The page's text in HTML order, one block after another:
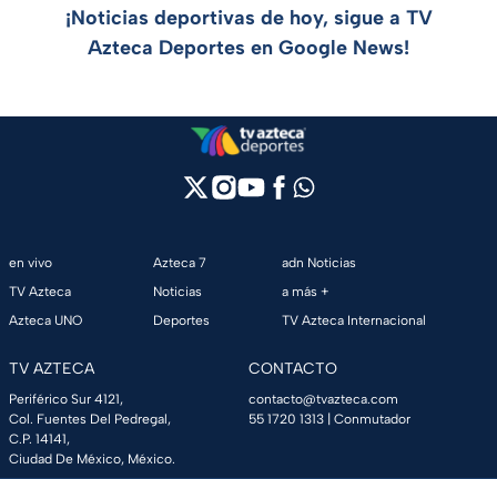
¡Noticias deportivas de hoy, sigue a TV
Azteca Deportes en Google News!
en vivo
TV Azteca
Azteca UNO
Azteca 7
Noticias
Deportes
adn Noticias
a más +
TV Azteca Internacional
TV AZTECA
Periférico Sur 4121,
Col. Fuentes Del Pedregal,
C.P. 14141,
Ciudad De México, México.
CONTACTO
contacto@tvazteca.com
55 1720 1313 | Conmutador